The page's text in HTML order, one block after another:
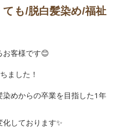
ても/脱白髪染め/福祉
お客様です😊
ました！
めからの卒業を目指した1年
しております✨